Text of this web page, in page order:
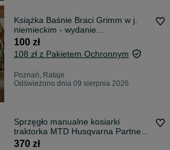
Książka Baśnie Braci Grimm w j.
niemieckim - wydanie
przedwojenne
100 zł
108 zł z Pakietem Ochronnym
Poznań, Rataje
Odświeżono dnia 09 sierpnia 2026
Sprzęgło manualne kosiarki
traktorka MTD Husqvarna Partner
Gutbrod Macculloch Jonsered itp...
370 zł